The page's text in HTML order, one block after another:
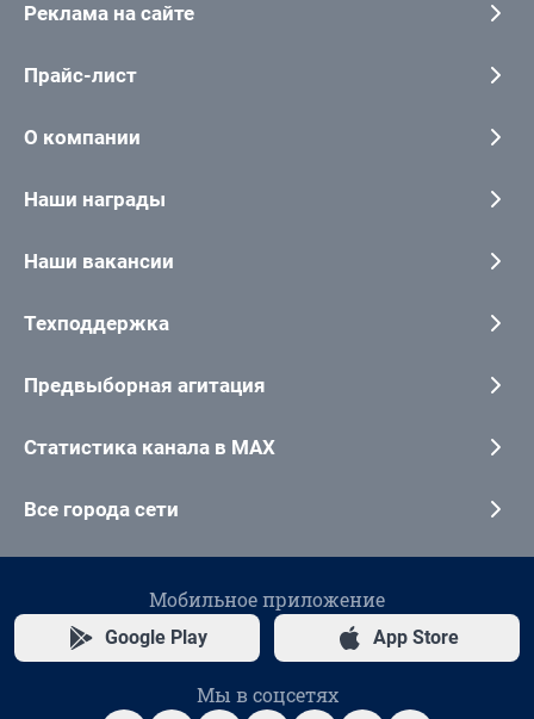
Реклама на сайте
Прайс-лист
О компании
Наши награды
Наши вакансии
Техподдержка
Предвыборная агитация
Статистика канала в MAX
Все города сети
Мобильное приложение
Google Play App Store
Мы в соцсетях